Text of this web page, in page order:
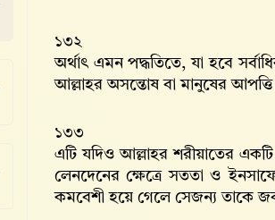
১৩২
অর্থাৎ এমন পদ্ধতিতে, যা হবে
আল্লাহর অসন্তোষ বা মানুষের
১৩৩
এটি যদিও আল্লাহর শরীয়াতের
লেনদেনের ক্ষেত্রে সততা ও
কমবেশী হয়ে গেলে সেজন্য তাকে